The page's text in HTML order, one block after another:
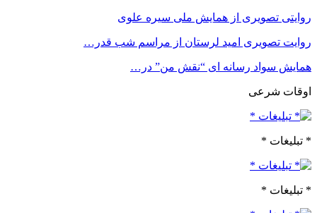
روایتی تصویری از همایش ملی سیره علوی
روایت تصویری امید لرستان از مراسم شب قدر…
همایش سواد رسانه ای “نقش من” در…
اوقات شرعی
* تبلیغات *
* تبلیغات *